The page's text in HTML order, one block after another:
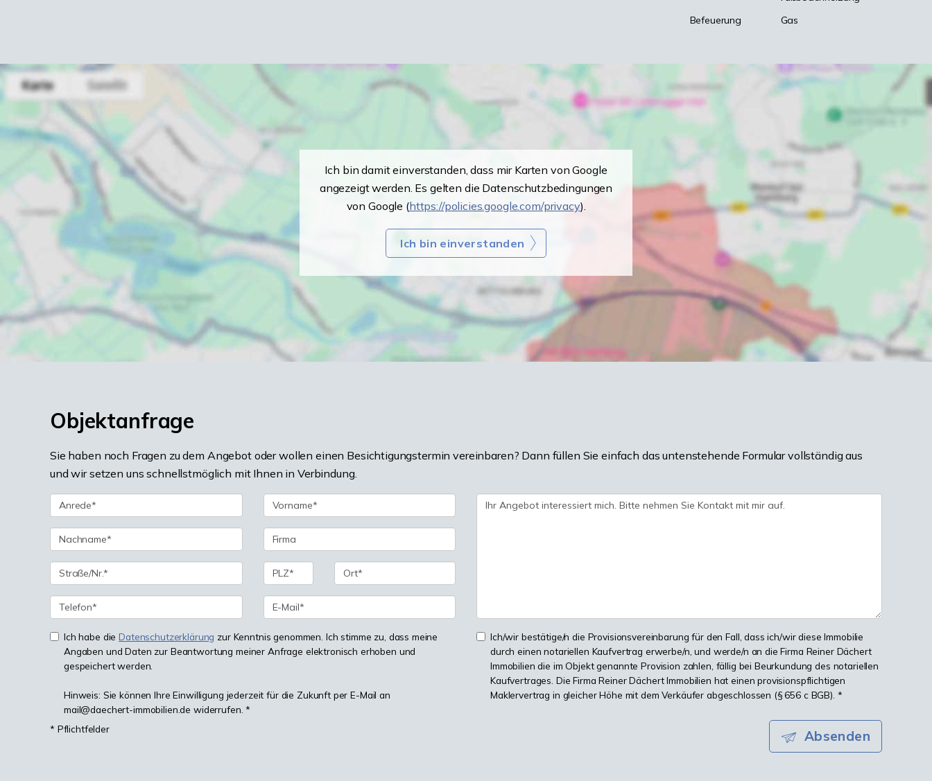
Befeuerung
Gas
Ich bin damit einverstanden, dass mir Karten von Google
angezeigt werden. Es gelten die Datenschutzbedingungen
von Google (https://policies.google.com/privacy).
Ich bin einverstanden
Objektanfrage
Sie haben noch Fragen zu dem Angebot oder wollen einen Besichtigungstermin vereinbaren? Dann füllen Sie einfach das untenstehende Formular vollständig aus
und wir setzen uns schnellstmöglich mit Ihnen in Verbindung.
Ich habe die Datenschutzerklärung zur Kenntnis genommen. Ich stimme zu, dass meine
Angaben und Daten zur Beantwortung meiner Anfrage elektronisch erhoben und
gespeichert werden.
Hinweis: Sie können Ihre Einwilligung jederzeit für die Zukunft per E-Mail an
mail@daechert-immobilien.de widerrufen. *
Ich/wir bestätige/n die Provisionsvereinbarung für den Fall, dass ich/wir diese Immobilie
durch einen notariellen Kaufvertrag erwerbe/n, und werde/n an die Firma Reiner Dächert
Immobilien die im Objekt genannte Provision zahlen, fällig bei Beurkundung des notariellen
Kaufvertrages. Die Firma Reiner Dächert Immobilien hat einen provisionspflichtigen
Maklervertrag in gleicher Höhe mit dem Verkäufer abgeschlossen (§ 656 c BGB). *
* Pflichtfelder Absenden